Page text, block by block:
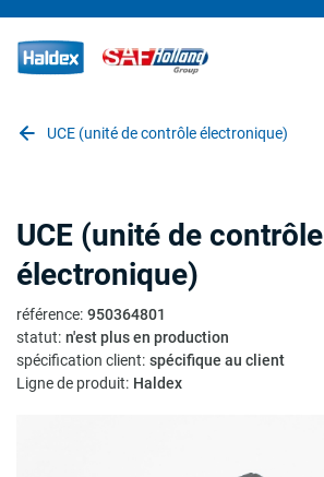
UCE (unité de contrôle électronique)
UCE (unité de contrôle
électronique)
référence: 950364801
statut: n'est plus en production
spécification client: spécifique au client
Ligne de produit: Haldex